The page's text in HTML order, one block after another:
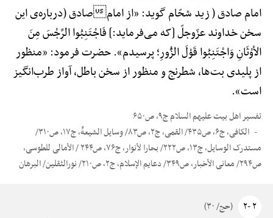
امام صادق ( زید شحّام گوید: «از امامصادق (درباره‌ی این
سخن خداوند عزّوجلّ [که می‌فرماید:] فَاجْتَنِبُوا الرِّجْسَ مِنَ
الأوْثَانِ وَاجْتَنِبُوا قَوْلَ الزُّورِ؛ پرسیدم». حضرت فرمود: «منظور
از پلیدی بت‌ها، شطرنج و منظور از سخن باطل، آواز طرب‌انگیز
است».
تفسیر اهل بیت علیهم السلام ج۹، ص۶۵۰
الکافی، ج۶، ص۴۳۵/ القمی، ج۲، ص۸۳/ وسایل الشیعهًْ، ج۱۷، ص۳۱۰/
مستدرک الوسایل، ج۱۳، ص۲۲۲/ بحارا لأنوار، ج۷۶، ص۲۴۴ / الأمالی للطوسی،
ص۲۹۴/ معانی الأخبار، ص۳۴۹/ دعایم الإسلام، ج۲، ص۲۱۰/ نورالثقلین/ البرهان
۲ -۲ (حج/ ۳۰)